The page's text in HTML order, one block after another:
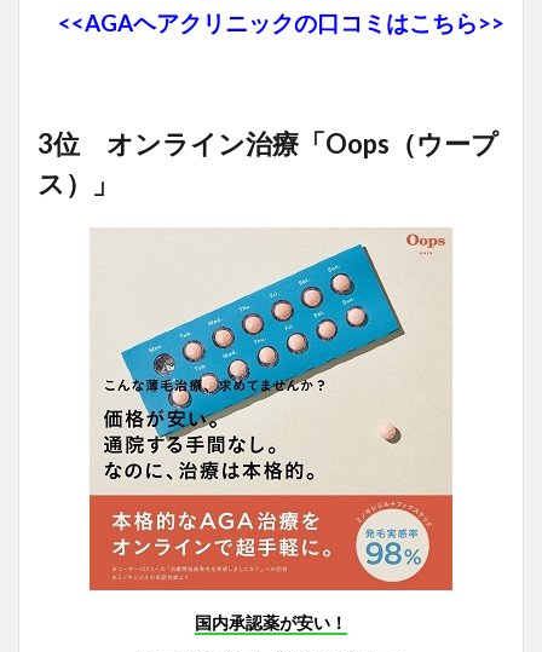
<<AGAヘアクリニックの口コミはこちら>>
3位 オンライン治療「Oops（ウープ
ス）」
国内承認薬が安い！